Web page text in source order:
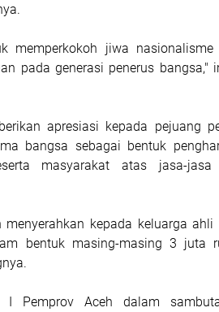
memperkokoh jiwa nasionalisme
pada generasi penerus bangsa,"
apresiasi kepada pejuang
bangsa sebagai bentuk
masyarakat atas jasa-jasa
menyerahkan kepada keluarga ahli
bentuk masing-masing 3 juta
Pemprov Aceh dalam